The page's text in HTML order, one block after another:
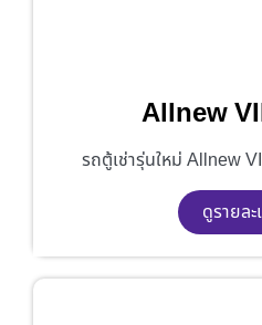
Allnew
รถตู้เช่ารุ่นใหม่ Allnew
ดูรายล